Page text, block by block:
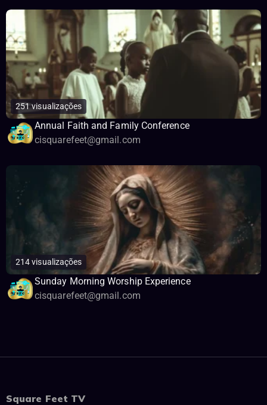
251 visualizações
Annual Faith and Family Conference
cisquarefeet@gmail.com
214 visualizações
Sunday Morning Worship Experience
cisquarefeet@gmail.com
Square Feet TV